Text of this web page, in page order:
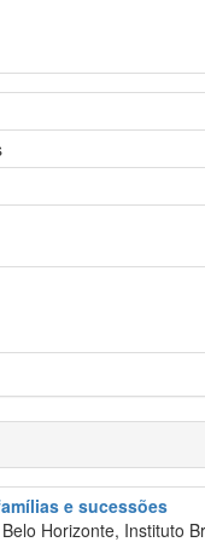
e sucessões
Horizonte, Instituto